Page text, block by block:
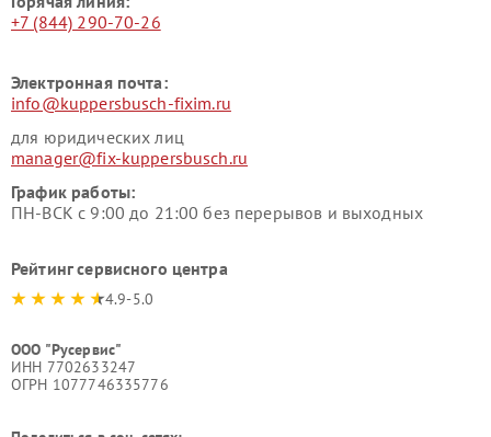
+7 (844) 290-70-26
Электронная почта:
info@kuppersbusch-fixim.ru
для юридических лиц
manager@fix-kuppersbusch.ru
График работы:
ПН-ВСК с 9:00 до 21:00 без перерывов и выходных
Рейтинг сервисного центра
4.9-5.0
ООО "Русервис"
ИНН 7702633247
ОГРН 1077746335776